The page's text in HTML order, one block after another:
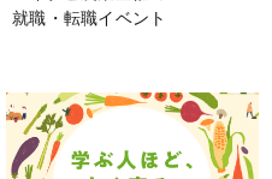
就職・転職イベント